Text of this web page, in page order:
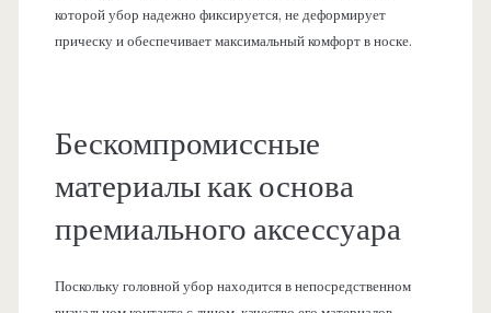
которой убор надежно фиксируется, не деформирует
прическу и обеспечивает максимальный комфорт в носке.
Бескомпромиссные
материалы как основа
премиального аксессуара
Поскольку головной убор находится в непосредственном